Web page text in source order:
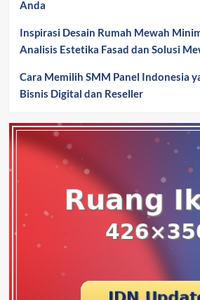
Anda
Inspirasi Desain Rumah Mewah
Analisis Estetika Fasad dan Solusi
Cara Memilih SMM Panel Indonesia
Bisnis Digital dan Reseller